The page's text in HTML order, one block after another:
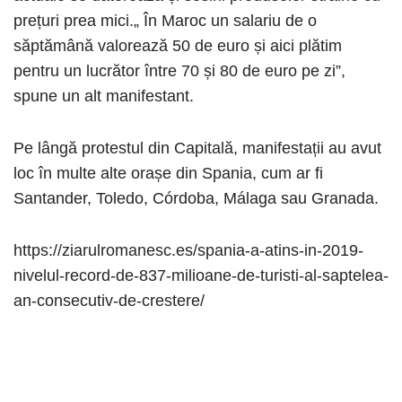
prețuri prea mici.„ În Maroc un salariu de o
săptămână valorează 50 de euro și aici plătim
pentru un lucrător între 70 și 80 de euro pe zi”,
spune un alt manifestant.
Pe lângă protestul din Capitală, manifestații au avut
loc în multe alte orașe din Spania, cum ar fi
Santander, Toledo, Córdoba, Málaga sau Granada.
https://ziarulromanesc.es/spania-a-atins-in-2019-
nivelul-record-de-837-milioane-de-turisti-al-saptelea-
an-consecutiv-de-crestere/